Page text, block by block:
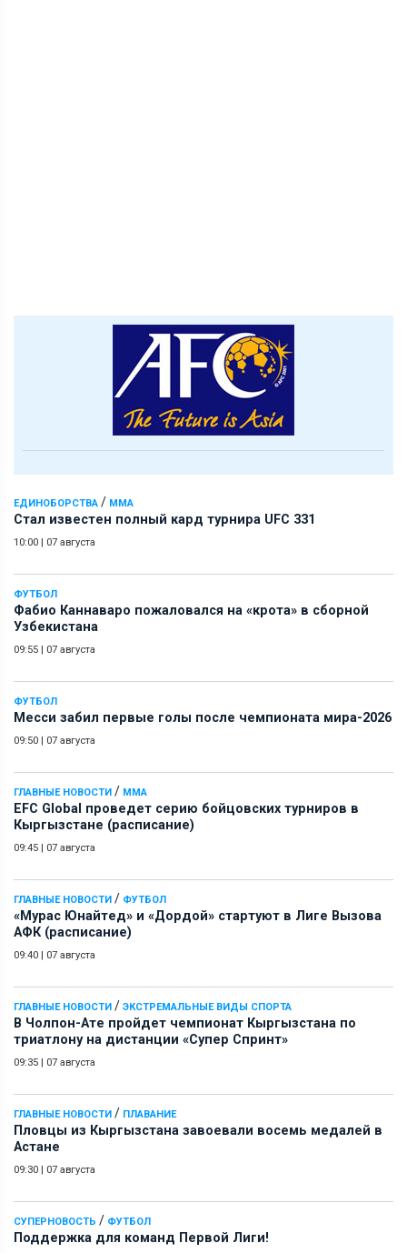
ЕДИНОБОРСТВА / ММА
Стал известен полный кард турнира UFC 331
10:00 | 07 августа
ФУТБОЛ
Фабио Каннаваро пожаловался на «крота» в сборной
Узбекистана
09:55 | 07 августа
ФУТБОЛ
Месси забил первые голы после чемпионата мира-2026
09:50 | 07 августа
ГЛАВНЫЕ НОВОСТИ / ММА
EFC Global проведет серию бойцовских турниров в
Кыргызстане (расписание)
09:45 | 07 августа
ГЛАВНЫЕ НОВОСТИ / ФУТБОЛ
«Мурас Юнайтед» и «Дордой» стартуют в Лиге Вызова
АФК (расписание)
09:40 | 07 августа
ГЛАВНЫЕ НОВОСТИ / ЭКСТРЕМАЛЬНЫЕ ВИДЫ СПОРТА
В Чолпон-Ате пройдет чемпионат Кыргызстана по
триатлону на дистанции «Супер Спринт»
09:35 | 07 августа
ГЛАВНЫЕ НОВОСТИ / ПЛАВАНИЕ
Пловцы из Кыргызстана завоевали восемь медалей в
Астане
09:30 | 07 августа
СУПЕРНОВОСТЬ / ФУТБОЛ
Поддержка для команд Первой Лиги!